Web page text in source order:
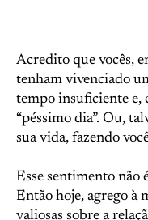
Acredito que vocês,
tenham vivenciado
tempo insuficiente e,
“péssimo dia”. Ou,
sua vida, fazendo
Esse sentimento não
Então hoje, agrego à
valiosas sobre a